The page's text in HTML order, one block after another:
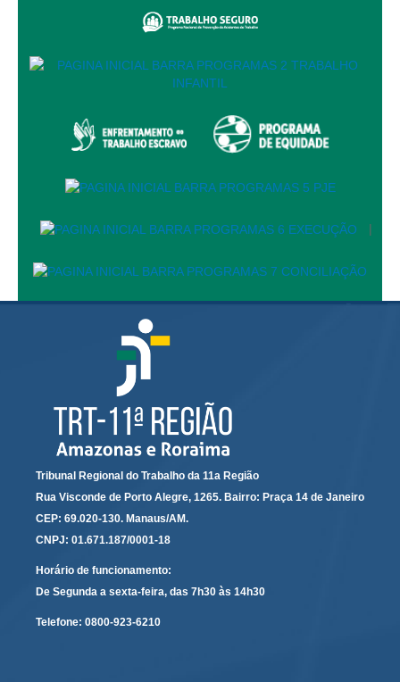
no âmbito do TRT-11
Comissão Permanente de Gestão Socioambiental
no Âmbito do TRT11
Grupo Operacional do Centro de Inteligência
Comitê de Equidade de Raça, Gênero e Diversidade
Comissão Permanente de Avaliação Documental
Gestão Estratégica
Governança das Contratações Obras
Rede de Governança Colaborativa
Gestão de Riscos
Assessoria de Governança de Gestão de Pessoas
|
Tribunal Regional do Trabalho da 11a Região
Rua Visconde de Porto Alegre, 1265. Bairro: Praça 14 de Janeiro
CEP: 69.020-130. Manaus/AM.
CNPJ: 01.671.187/0001-18
Horário de funcionamento:
De Segunda a sexta-feira, das 7h30 às 14h30
Telefone: 0800-923-6210